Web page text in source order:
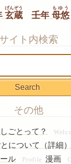
玄蔵
げんぞう
壬年 母悠
もゆう
サイト内検索
その他
ごとって？
について（詳細）
ル Profile 漫画